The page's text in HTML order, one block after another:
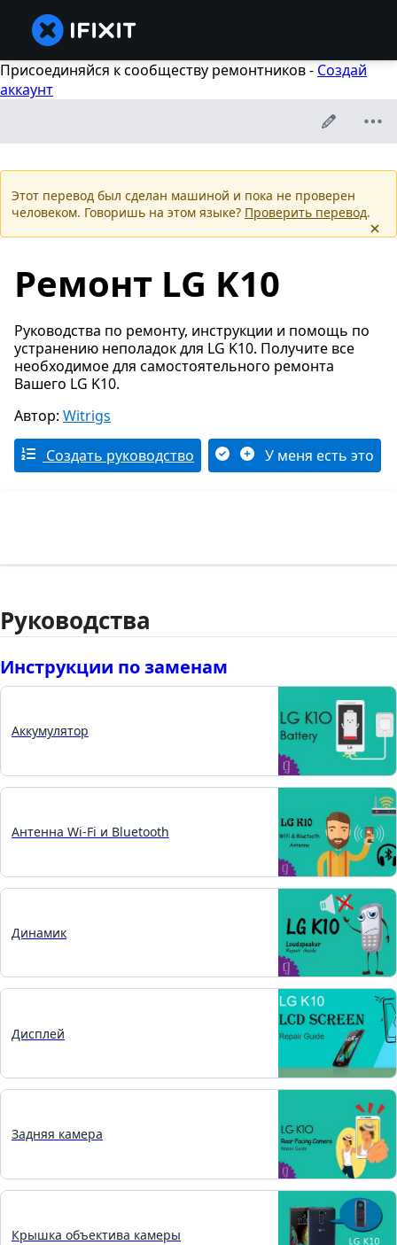
Присоединяйся к сообществу ремонтников - Создай
аккаунт
Этот перевод был сделан машиной и пока не проверен
человеком. Говоришь на этом языке? Проверить перевод.
Ремонт LG K10
Руководства по ремонту, инструкции и помощь по
устранению неполадок для LG K10. Получите все
необходимое для самостоятельного ремонта
Вашего LG K10.
Автор: Witrigs
Создать руководство У меня есть это
Руководства
Инструкции по заменам
Аккумулятор
Антенна Wi-Fi и Bluetooth
Динамик
Дисплей
Задняя камера
Крышка объектива камеры